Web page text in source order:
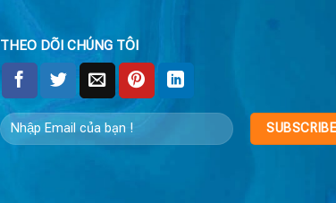
THEO DÕI CHÚNG TÔI